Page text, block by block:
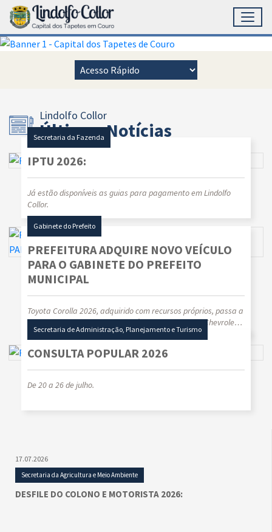
Ir para conteúdo principal
Conteúdo Principal
Prefeitura Municipal de
Lindolfo Collor
Últimas Notícias
Secretaria da Fazenda
IPTU 2026:
Já estão disponíveis as guias para pagamento em Lindolfo
Collor.
Gabinete do Prefeito
PREFEITURA ADQUIRE NOVO VEÍCULO
PARA O GABINETE DO PREFEITO
MUNICIPAL
Toyota Corolla 2026, adquirido com recursos próprios, passa a
integrar a frota oficial do Município, substituindo a Chevrolet
Spin 2017 utilizada pelo Gabinete do Prefeito Municipal.
Secretaria de Administração, Planejamento e Turismo
CONSULTA POPULAR 2026
De 20 a 26 de julho.
17.07.2026
Secretaria da Agricultura e Meio Ambiente
DESFILE DO COLONO E MOTORISTA 2026: